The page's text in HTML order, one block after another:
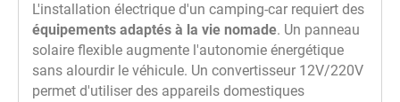
L'installation électrique d'un camping-car requiert des
équipements adaptés à la vie nomade. Un panneau
solaire flexible augmente l'autonomie énergétique
sans alourdir le véhicule. Un convertisseur 12V/220V
permet d'utiliser des appareils domestiques